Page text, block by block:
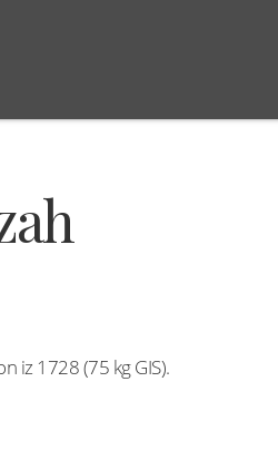
iz 1728 (75 kg GIS).